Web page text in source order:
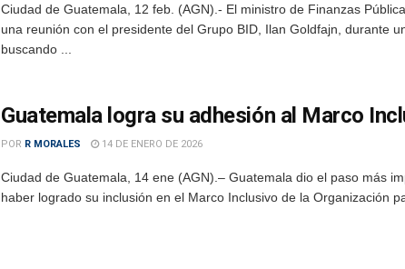
Ciudad de Guatemala, 12 feb. (AGN).- El ministro de Finanzas
una reunión con el presidente del Grupo BID, Ilan Goldfajn, durante
buscando ...
Guatemala logra su adhesión al Marco
POR R MORALES 14 DE ENERO DE 2026
Ciudad de Guatemala, 14 ene (AGN).– Guatemala dio el paso más
haber logrado su inclusión en el Marco Inclusivo de la Organización